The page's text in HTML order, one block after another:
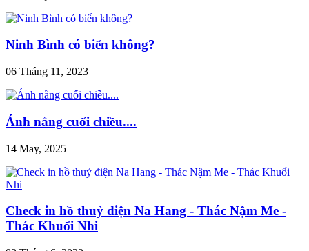
Ninh Bình có biển không?
06 Tháng 11, 2023
Ánh nắng cuối chiều....
14 May, 2025
Check in hồ thuỷ điện Na Hang - Thác Nậm Me -
Thác Khuổi Nhi